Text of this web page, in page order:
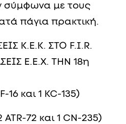
σύμφωνα με τους
πάγια πρακτική.
Κ.Ε.Κ. ΣΤΟ F.I.R.
Ε.Ε.Χ. ΤΗΝ 18η
και 1 KC-135)
72 και 1 CN-235)